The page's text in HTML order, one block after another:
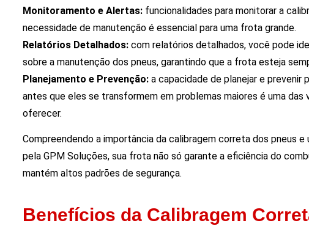
Monitoramento e Alertas: funcionalidades para monitorar a
necessidade de manutenção é essencial para uma frota grande.
Relatórios Detalhados: com relatórios detalhados, você pode
sobre a manutenção dos pneus, garantindo que a frota esteja
Planejamento e Prevenção: a capacidade de planejar e prevenir
antes que eles se transformem em problemas maiores é uma
oferecer.
Compreendendo a importância da calibragem correta dos pneus
pela GPM Soluções, sua frota não só garante a eficiência do
mantém altos padrões de segurança.
Benefícios da Calibragem